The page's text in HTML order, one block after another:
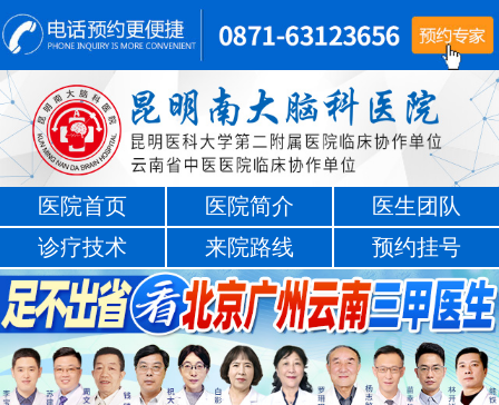
医院首页 医院简介
医生团队
诊疗技术
来院路线 预约挂号